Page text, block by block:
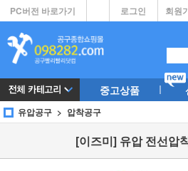
PC버전 바로가기 회원
로그인
중고상품
유압공구 압착공구
[이즈미] 유압 전선압